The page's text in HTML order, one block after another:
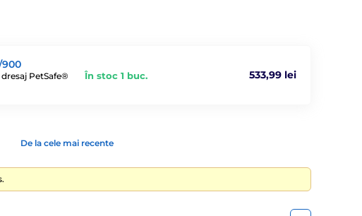
PetSafe®
În stoc 1 buc. 533,99 lei
De la cele mai recente